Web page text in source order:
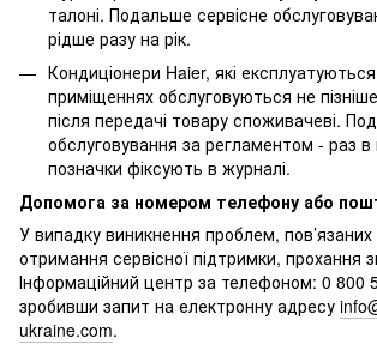
талоні. Подальше сервісне
рідше разу на рік.
Кондиціонери Haier, які
приміщеннях обслуговуються не
після передачі товару споживачеві.
обслуговування за регламентом - раз в
позначки фіксують в журналі.
Допомога за номером телефону або
У випадку виникнення проблем,
отримання сервісної підтримки, прохання
Інформаційний центр за телефоном: 0 800
зробивши запит на електронну адресу
ukraine.com.